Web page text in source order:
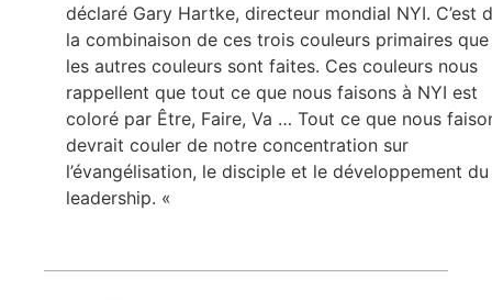
déclaré Gary Hartke, directeur mondial NYI. C’est
la combinaison de ces trois couleurs primaires que
les autres couleurs sont faites. Ces couleurs nous
rappellent que tout ce que nous faisons à NYI est
coloré par Être, Faire, Va … Tout ce que nous
devrait couler de notre concentration sur
l’évangélisation, le disciple et le développement du
leadership. «